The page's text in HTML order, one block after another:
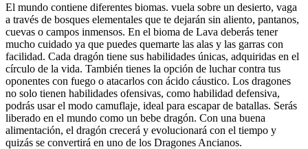
El mundo contiene diferentes biomas. vuela sobre un desierto, vaga
a través de bosques elementales que te dejarán sin aliento, pantanos,
cuevas o campos inmensos. En el bioma de Lava deberás tener
mucho cuidado ya que puedes quemarte las alas y las garras con
facilidad. Cada dragón tiene sus habilidades únicas, adquiridas en el
círculo de la vida. También tienes la opción de luchar contra tus
oponentes con fuego o atacarlos con ácido cáustico. Los dragones
no solo tienen habilidades ofensivas, como habilidad defensiva,
podrás usar el modo camuflaje, ideal para escapar de batallas. Serás
liberado en el mundo como un bebe dragón. Con una buena
alimentación, el dragón crecerá y evolucionará con el tiempo y
quizás se convertirá en uno de los Dragones Ancianos.